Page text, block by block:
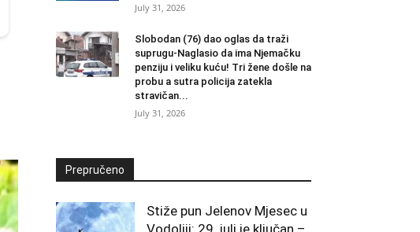
July 31, 2026
Slobodan (76) dao oglas da traži
suprugu-Naglasio da ima Njemačku
penziju i veliku kuću! Tri žene došle na
probu a sutra policija zatekla
stravičan...
July 31, 2026
Prepručeno
Stiže pun Jelenov Mjesec u
Vodoliji: 29. juli je ključan –